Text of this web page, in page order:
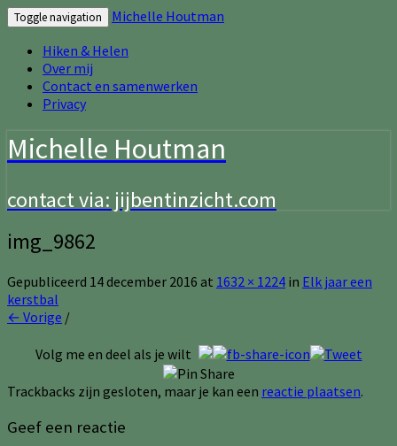
Toggle navigation
Michelle Houtman
Hiken & Helen
Over mij
Contact en samenwerken
Privacy
Michelle Houtman
contact via: jijbentinzicht.com
img_9862
Gepubliceerd 14 december 2016 at 1632 × 1224 in Elk jaar een
kerstbal
← Vorige /
Volg me en deel als je wilt
Trackbacks zijn gesloten, maar je kan een reactie plaatsen.
Geef een reactie